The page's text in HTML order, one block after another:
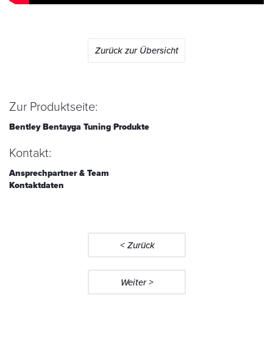
Zurück zur Übersicht
Zur Produktseite:
Bentley Bentayga Tuning Produkte
Kontakt:
Ansprechpartner & Team
Kontaktdaten
< Zurück
Weiter >